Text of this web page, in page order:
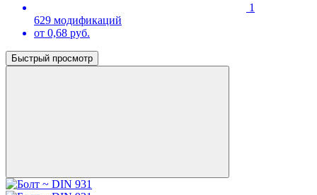
1
629 модификаций
от 0,68 руб.
Быстрый просмотр